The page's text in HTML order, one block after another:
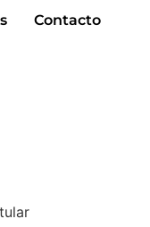
Contacto